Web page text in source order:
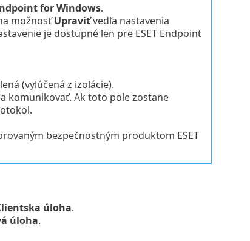
for Windows.
možnosťUpraviťvedľa nastavenia
je dostupné len pre ESET Endpoint
(vylúčená z izolácie).
komunikovať. Ak toto pole zostane
bezpečnostným produktom ESET
úloha.
úloha.